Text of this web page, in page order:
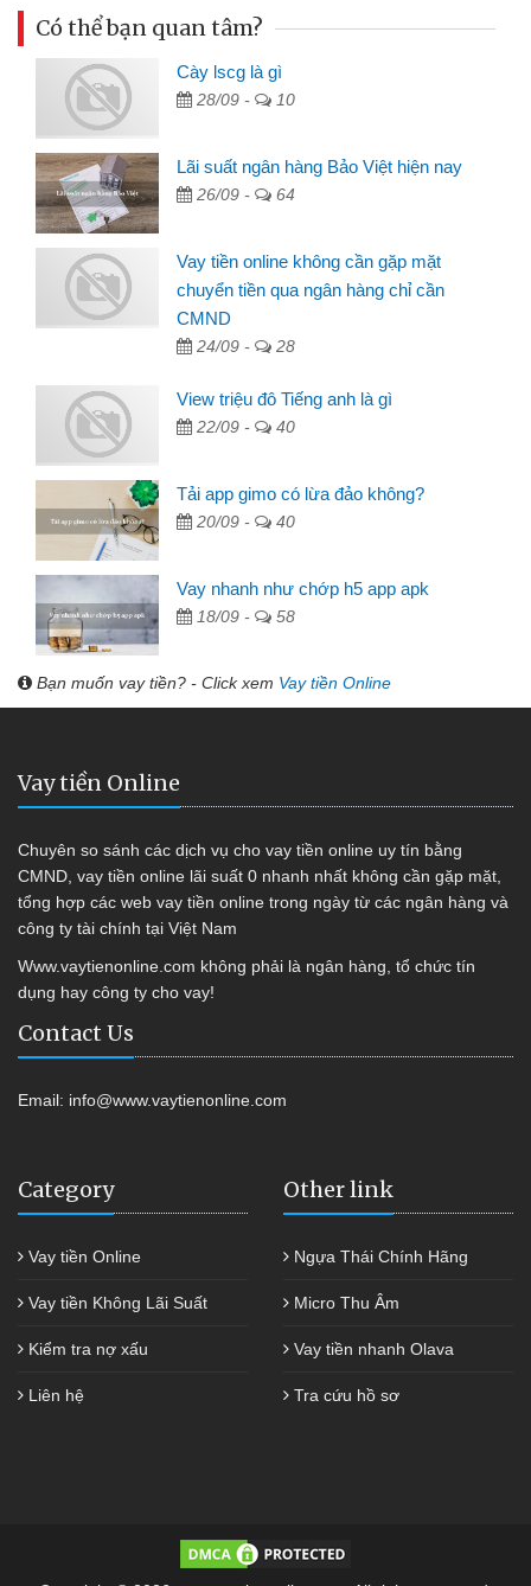
Có thể bạn quan tâm?
Cày lscg là gì
28/09 - 10
Lãi suất ngân hàng Bảo Việt hiện nay
26/09 - 64
Vay tiền online không cần gặp mặt
chuyển tiền qua ngân hàng chỉ cần
CMND
24/09 - 28
View triệu đô Tiếng anh là gì
22/09 - 40
Tải app gimo có lừa đảo không?
20/09 - 40
Vay nhanh như chớp h5 app apk
18/09 - 58
Bạn muốn vay tiền? - Click xem Vay tiền Online
Vay tiền Online
Chuyên so sánh các dịch vụ cho vay tiền online uy tín bằng
CMND, vay tiền online lãi suất 0 nhanh nhất không cần gặp mặt,
tổng hợp các web vay tiền online trong ngày từ các ngân hàng và
công ty tài chính tại Việt Nam
Www.vaytienonline.com không phải là ngân hàng, tổ chức tín
dụng hay công ty cho vay!
Contact Us
Email: info@www.vaytienonline.com
Category
Vay tiền Online
Vay tiền Không Lãi Suất
Kiểm tra nợ xấu
Liên hệ
Other link
Ngựa Thái Chính Hãng
Micro Thu Âm
Vay tiền nhanh Olava
Tra cứu hồ sơ